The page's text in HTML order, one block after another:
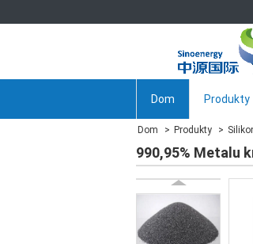
Dom Produkty
Dom Produkty
990,95% Metalu